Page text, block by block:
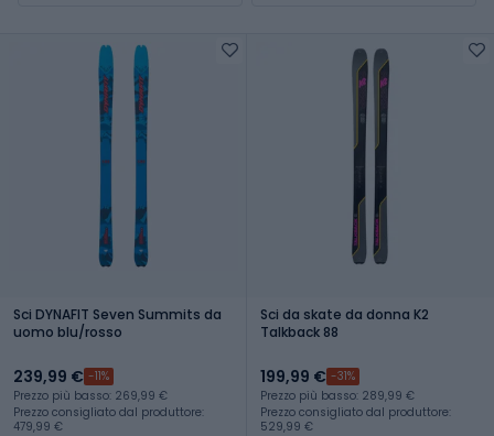
Sci DYNAFIT Seven Summits da
uomo blu/rosso
239,99 € -11%
Prezzo più basso: 269,99 €
Prezzo consigliato dal produttore:
479,99 €
Sci da skate da donna K2
Talkback 88
199,99 € -31%
Prezzo più basso: 289,99 €
Prezzo consigliato dal produttore:
529,99 €